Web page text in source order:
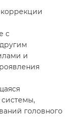
с
и
головного